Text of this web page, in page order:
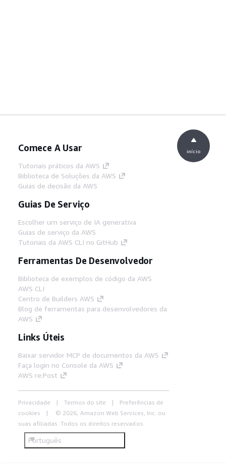
Comece A Usar
Tutoriais práticos da AWS
Biblioteca de Soluções da AWS
Guias de decisão da AWS
Guias De Serviço
Escolher um serviço de IA generativa
Guias de serviço da AWS
Tutoriais da AWS CLI no GitHub
Ferramentas De Desenvolvedor
Biblioteca de exemplos de código da AWS
AWS CLI
Centro de Builders AWS
Blog de ferramentas para desenvolvedores da
AWS
Links Úteis
Baixar servidor MCP de documentos da AWS
Faça login no Console da AWS
AWS re:Post
Privacidade Termos do site
Preferências de
cookies
© 2026, Amazon Web Services, Inc. ou
suas afiliadas. Todos os direitos reservados.
Português
início